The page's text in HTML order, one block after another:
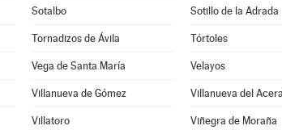
Sotalbo Sotillo de la Adrada
Tornadizos de Ávila Tórtoles
Vega de Santa María Velayos
Villanueva de Gómez Villanueva del Aceral
Villatoro Viñegra de Moraña